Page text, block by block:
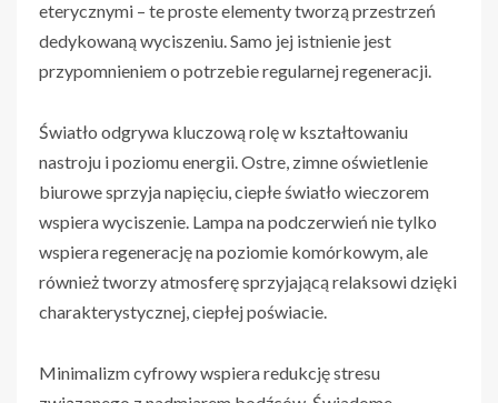
eterycznymi – te proste elementy tworzą przestrzeń
dedykowaną wyciszeniu. Samo jej istnienie jest
przypomnieniem o potrzebie regularnej regeneracji.
Światło odgrywa kluczową rolę w kształtowaniu
nastroju i poziomu energii. Ostre, zimne oświetlenie
biurowe sprzyja napięciu, ciepłe światło wieczorem
wspiera wyciszenie. Lampa na podczerwień nie tylko
wspiera regenerację na poziomie komórkowym, ale
również tworzy atmosferę sprzyjającą relaksowi dzięki
charakterystycznej, ciepłej poświacie.
Minimalizm cyfrowy wspiera redukcję stresu